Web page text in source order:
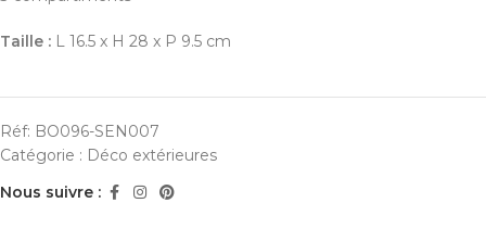
Taille : L 16.5 x H 28 x P 9.5 cm
Réf: BO096-SEN007
Catégorie : Déco extérieures
Nous suivre :